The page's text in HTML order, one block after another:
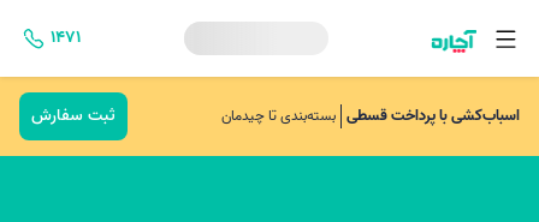
۱۴۷۱
اسباب‌کشی با پرداخت قسطی بسته‌بندی تا چیدمان ثبت سفارش